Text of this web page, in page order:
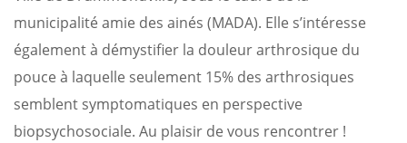
municipalité amie des ainés (MADA). Elle s’intéresse
également à démystifier la douleur arthrosique du
pouce à laquelle seulement 15% des arthrosiques
semblent symptomatiques en perspective
biopsychosociale. Au plaisir de vous rencontrer !